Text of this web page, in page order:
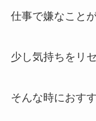
仕事で嫌なこと
少し気持ちをリ
そんな時におす